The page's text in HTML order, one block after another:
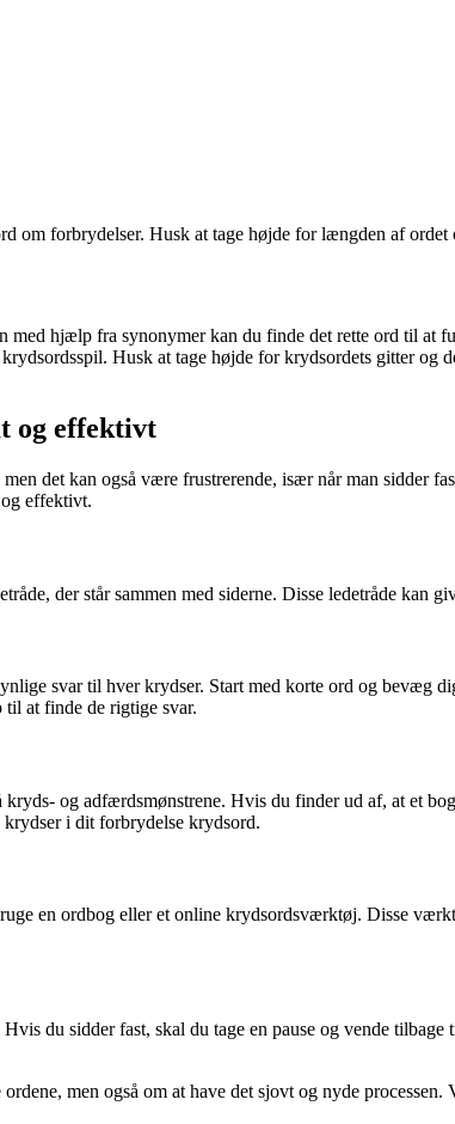
forbrydelser. Husk at tage højde for længden af
hjælp fra synonymer kan du finde det rette ord til at
Husk at tage højde for krydsordets gitter og
og effektivt
det kan også være frustrerende, især når man sidder
effektivt.
der står sammen med siderne. Disse ledetråde kan
svar til hver krydser. Start med korte ord og bevæg
at finde de rigtige svar.
og adfærdsmønstrene. Hvis du finder ud af, at et
i dit forbrydelse krydsord.
en ordbog eller et online krydsordsværktøj. Disse
du sidder fast, skal du tage en pause og vende
men også om at have det sjovt og nyde